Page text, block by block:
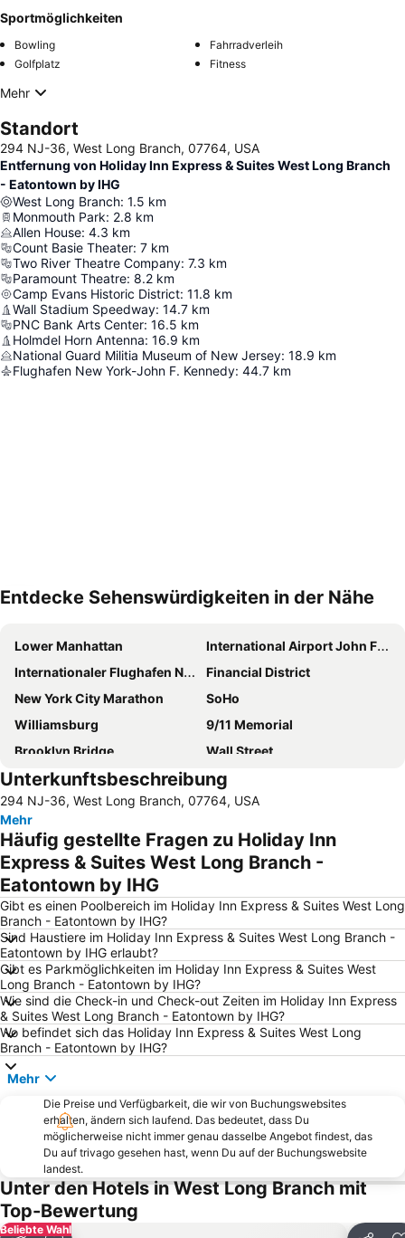
Sportmöglichkeiten
Bowling
Fahrradverleih
Golfplatz
Fitness
Mehr
Standort
294 NJ-36, West Long Branch, 07764, USA
Entfernung von Holiday Inn Express & Suites West Long Branch
- Eatontown by IHG
West Long Branch: 1.5 km
Monmouth Park: 2.8 km
Allen House: 4.3 km
Count Basie Theater: 7 km
Two River Theatre Company: 7.3 km
Paramount Theatre: 8.2 km
Camp Evans Historic District: 11.8 km
Wall Stadium Speedway: 14.7 km
PNC Bank Arts Center: 16.5 km
Holmdel Horn Antenna: 16.9 km
National Guard Militia Museum of New Jersey: 18.9 km
Flughafen New York-John F. Kennedy: 44.7 km
Entdecke Sehenswürdigkeiten in der Nähe
Lower Manhattan
International Airport John F. Kennedy
Internationaler Flughafen Newark Liberty
Financial District
New York City Marathon
SoHo
Williamsburg
9/11 Memorial
Brooklyn Bridge
Wall Street
Brooklyn Cruise Terminal
Howard Beach JFK Airport Metro Station
Greenwich Village
Chinatown New York
East Village
Jersey Gardens Outlet Mall
Tribeca
New Yorker U-Bahn
Lower East Side
Brooklyn Heights
Meatpacking District
Dumbo
Little Italy
Freiheitsstatue
Coney Island
Staten Island
Washington Square Park
Staten Island Ferry
Cadman Plaza Park
Brighton Beach
Bushwick
45th St Metro Station
World Trade Center Metro Station
Battery Park
Knickerbocker Ave Metro Station
Brooklyn Museum
23rd St Metro Station
Manhattan Beach
Battery Park City
Unterkunftsbeschreibung
294 NJ-36, West Long Branch, 07764, USA
Mehr
Häufig gestellte Fragen zu Holiday Inn
Express & Suites West Long Branch -
Eatontown by IHG
Gibt es einen Poolbereich im Holiday Inn Express & Suites West Long
Branch - Eatontown by IHG?
Sind Haustiere im Holiday Inn Express & Suites West Long Branch -
Eatontown by IHG erlaubt?
Gibt es Parkmöglichkeiten im Holiday Inn Express & Suites West
Long Branch - Eatontown by IHG?
Wie sind die Check-in und Check-out Zeiten im Holiday Inn Express
& Suites West Long Branch - Eatontown by IHG?
Wo befindet sich das Holiday Inn Express & Suites West Long
Branch - Eatontown by IHG?
Mehr
Die Preise und Verfügbarkeit, die wir von Buchungswebsites
erhalten, ändern sich laufend. Das bedeutet, dass Du
möglicherweise nicht immer genau dasselbe Angebot findest, das
Du auf trivago gesehen hast, wenn Du auf der Buchungswebsite
landest.
Unter den Hotels in West Long Branch mit
Top-Bewertung
Beliebte Wahl